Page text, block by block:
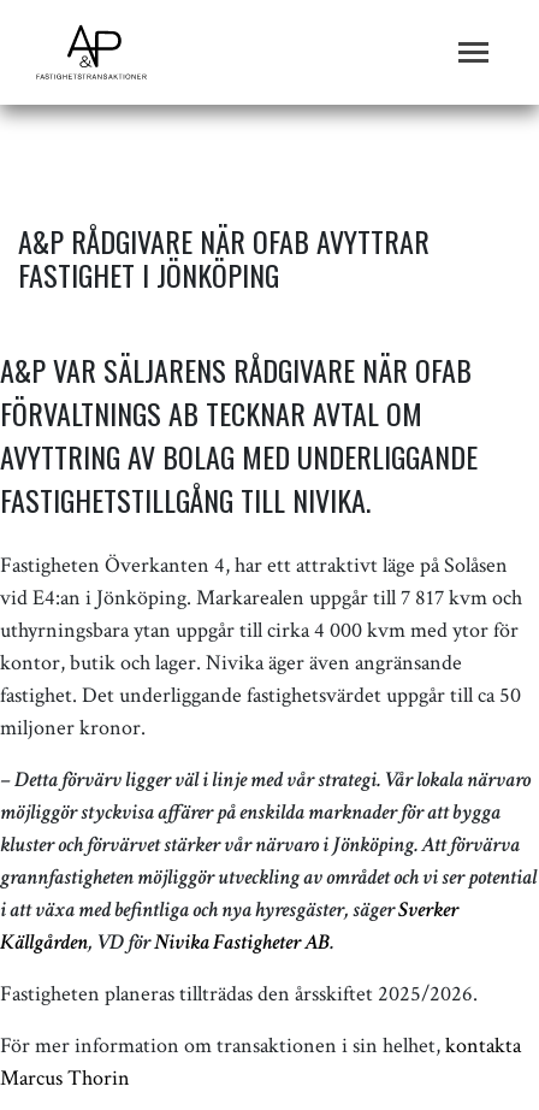
A&P RÅDGIVARE NÄR OFAB AVYTTRAR
FASTIGHET I JÖNKÖPING
A&P VAR SÄLJARENS RÅDGIVARE NÄR OFAB
FÖRVALTNINGS AB TECKNAR AVTAL OM
AVYTTRING AV BOLAG MED UNDERLIGGANDE
FASTIGHETSTILLGÅNG TILL NIVIKA.
Fastigheten Överkanten 4, har ett attraktivt läge på Solåsen
vid E4:an i Jönköping. Markarealen uppgår till 7 817 kvm och
uthyrningsbara ytan uppgår till cirka 4 000 kvm med ytor för
kontor, butik och lager. Nivika äger även angränsande
fastighet. Det underliggande fastighetsvärdet uppgår till ca 50
miljoner kronor.
– Detta förvärv ligger väl i linje med vår strategi. Vår lokala närvaro
möjliggör styckvisa affärer på enskilda marknader för att bygga
kluster och förvärvet stärker vår närvaro i Jönköping. Att förvärva
grannfastigheten möjliggör utveckling av området och vi ser potential
i att växa med befintliga och nya hyresgäster, sägerSverker
Källgården, VD förNivika Fastigheter AB.
Fastigheten planeras tillträdas den årsskiftet 2025/2026.
För mer information om transaktionen i sin helhet,kontakta
Marcus Thorin